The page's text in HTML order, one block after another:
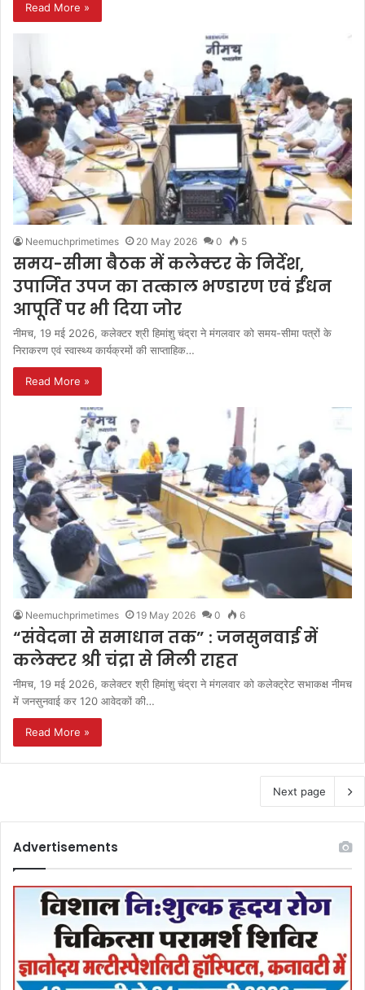
Read More »
Neemuchprimetimes 20 May 2026 0 5
समय-सीमा बैठक में कलेक्टर के निर्देश,
उपार्जित उपज का तत्काल भण्डारण एवं ईंधन
आपूर्ति पर भी दिया जोर
नीमच, 19 मई 2026, कलेक्टर श्री हिमांशु चंद्रा ने मंगलवार को समय-सीमा पत्रों के
निराकरण एवं स्वास्थ्य कार्यक्रमों की साप्ताहिक…
Read More »
Neemuchprimetimes 19 May 2026 0 6
“संवेदना से समाधान तक” : जनसुनवाई में
कलेक्टर श्री चंद्रा से मिली राहत
नीमच, 19 मई 2026, कलेक्टर श्री हिमांशु चंद्रा ने मंगलवार को कलेक्ट्रेट सभाकक्ष नीमच
में जनसुनवाई कर 120 आवेदकों की…
Read More »
Next page
Advertisements